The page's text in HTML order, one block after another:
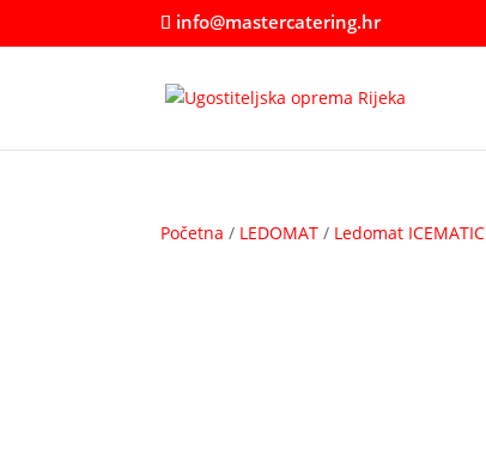
info@mastercatering.hr
Početna / LEDOMAT / Ledomat ICEMATIC